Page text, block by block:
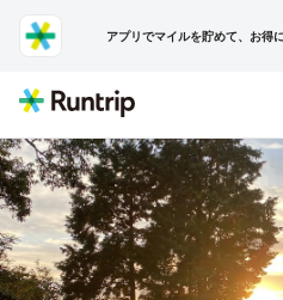
アプリでマイルを貯めて、お得